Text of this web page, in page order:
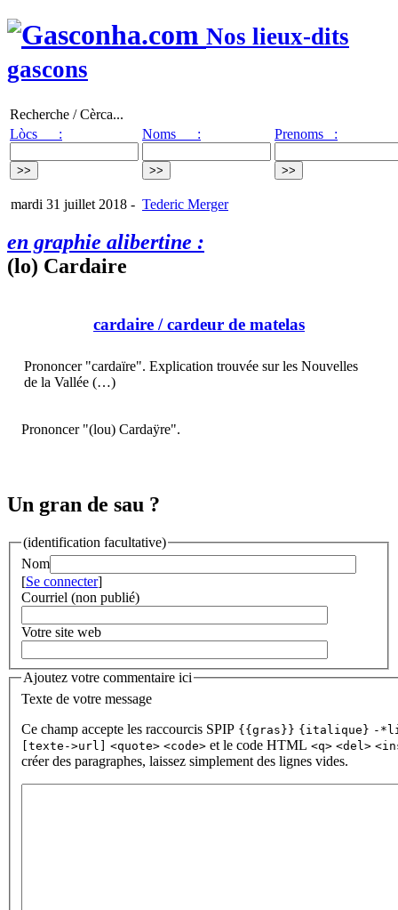
Nos lieux-dits
gascons
Recherche / Cèrca...
Lòcs :
Noms : Prenoms :
mardi 31 juillet 2018 - Tederic Merger
en graphie alibertine :
(lo) Cardaire
cardaire / cardeur de matelas
Prononcer "cardaïre". Explication trouvée sur les Nouvelles
de la Vallée (…)
Prononcer "(lou) Cardaÿre".
Un gran de sau ?
(identification facultative)
Nom
[Se connecter]
Courriel (non publié)
Votre site web
Ajoutez votre commentaire ici
Texte de votre message
Ce champ accepte les raccourcis SPIP {{gras}} {italique} -
[texte->url] <quote> <code> et le code HTML <q> <del>
créer des paragraphes, laissez simplement des lignes vides.